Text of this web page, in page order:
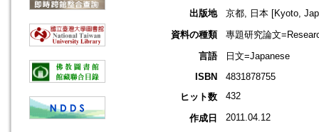
出版地
京都, 日本 [Kyoto,
資料の種類
專題研究論文
言語
日文=Japanese
ISBN
4831878755
ヒット数
432
作成日 2011.04.12